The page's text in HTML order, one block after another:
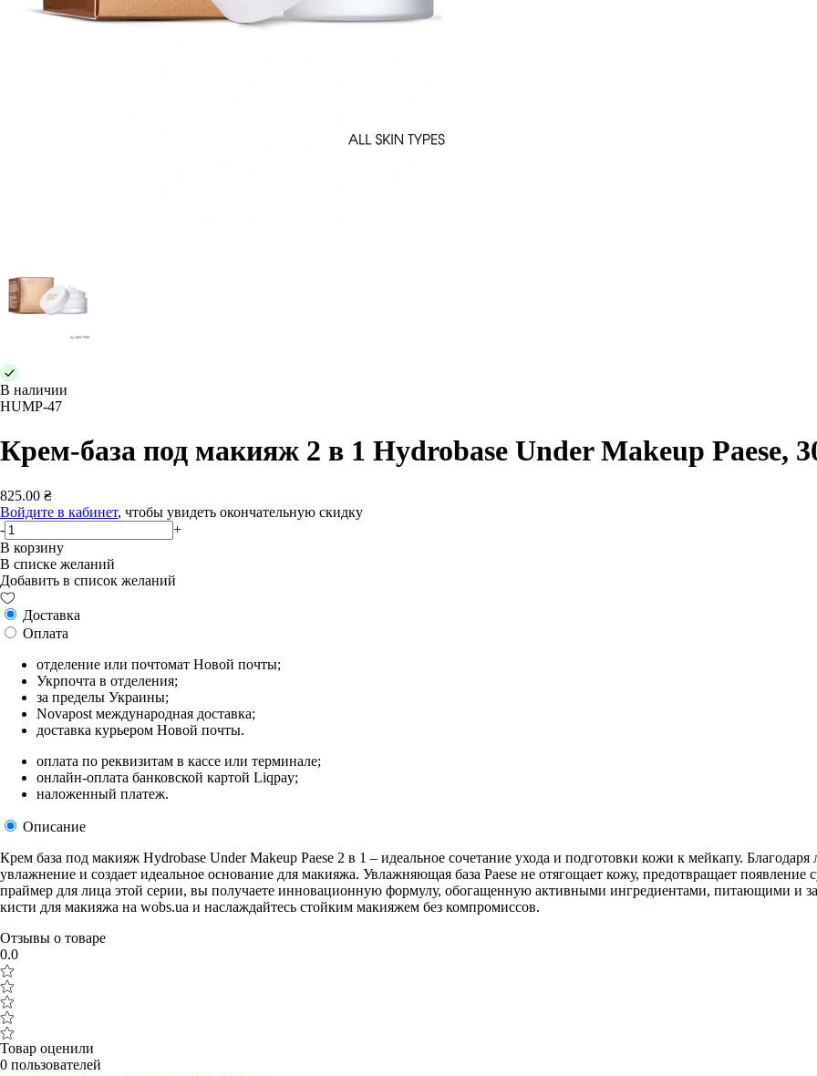
В наличии
HUMP-47
Крем-база под макияж 2 в 1 Hydrobase Under Makeup Paese,
825.00 ₴
Войдите в кабинет, чтобы увидеть окончательную скидку
-
+
В корзину
В списке желаний
Добавить в список желаний
Доставка
Оплата
отделение или почтомат Новой почты;
Укрпочта в отделения;
за пределы Украины;
Novapost международная доставка;
доставка курьером Новой почты.
оплата по реквизитам в кассе или терминале;
онлайн-оплата банковской картой Liqpay;
наложенный платеж.
Описание
Крем база под макияж Hydrobase Under Makeup Paese 2 в 1 – идеальное сочетание ухода и подготовки кожи к мейкапу. Благодаря
увлажнение и создает идеальное основание для макияжа. Увлажняющая база Paese не отягощает кожу, предотвращает появление
праймер для лица этой серии, вы получаете инновационную формулу, обогащенную активными ингредиентами, питающими и
кисти для макияжа на wobs.ua и наслаждайтесь стойким макияжем без компромиссов.
Отзывы о товаре
0.0
Товар оценили
0 пользователей